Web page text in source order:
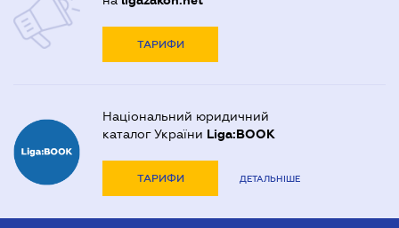
ТАРИФИ
Національний юридичний
каталог України Liga:BOOK
ТАРИФИ ДЕТАЛЬНІШЕ